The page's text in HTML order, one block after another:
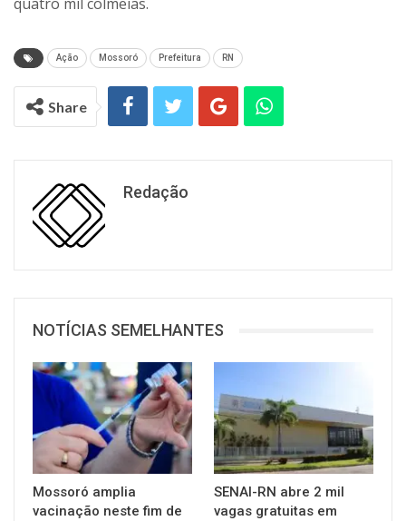
Ação Mossoró Prefeitura RN
Share
Redação
NOTÍCIAS SEMELHANTES
Mossoró amplia
vacinação neste fim de
SENAI-RN abre 2 mil
vagas gratuitas em